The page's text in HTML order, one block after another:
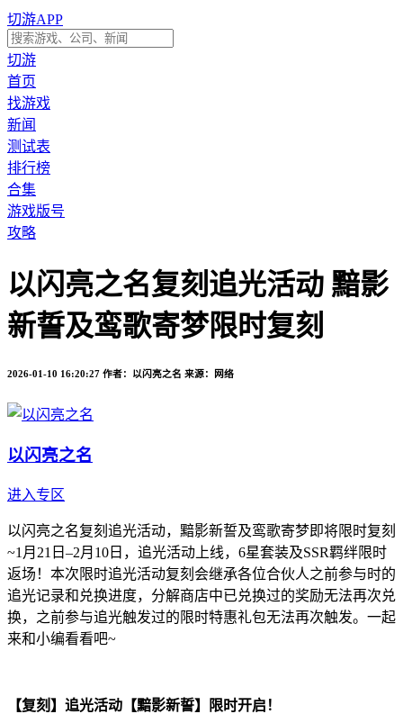
切游APP
切游
首页
找游戏
新闻
测试表
排行榜
合集
游戏版号
攻略
以闪亮之名复刻追光活动 黯影
新誓及鸾歌寄梦限时复刻
2026-01-10 16:20:27 作者：以闪亮之名 来源：网络
以闪亮之名
进入专区
以闪亮之名复刻追光活动，黯影新誓及鸾歌寄梦即将限时复刻
~1月21日–2月10日，追光活动上线，6星套装及SSR羁绊限时
返场！本次限时追光活动复刻会继承各位合伙人之前参与时的
追光记录和兑换进度，分解商店中已兑换过的奖励无法再次兑
换，之前参与追光触发过的限时特惠礼包无法再次触发。一起
来和小编看看吧~
【复刻】追光活动【黯影新誓】限时开启！